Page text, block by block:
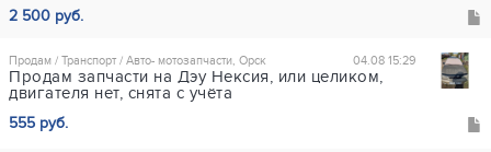
2 500 руб.
04.08 15:29
Продам / Транспорт / Авто- мотозапчасти, Орск
Продам запчасти на Дэу Нексия, или целиком,
двигателя нет, снята с учёта
555 руб.